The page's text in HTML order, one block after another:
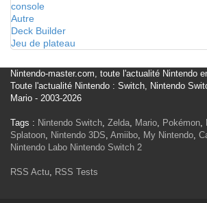
console
Autre
Deck Builder
Jeu de plateau
Nintendo-master.com, toute l'actualité Nintendo
Toute l'actualité Nintendo : Switch, Nintendo
Mario - 2003-2026
Tags : Nintendo Switch, Zelda, Mario, Pokémon,
Splatoon, Nintendo 3DS, Amiibo, My Nintendo,
Nintendo Labo Nintendo Switch 2
RSS Actu, RSS Tests